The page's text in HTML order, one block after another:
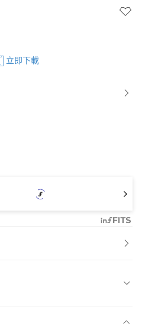
立即下載